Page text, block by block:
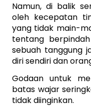
Namun, di balik
oleh kecepatan
yang tidak main-
tentang
sebuah tanggung
diri sendiri dan
Godaan untuk
batas wajar
tidak diinginkan.